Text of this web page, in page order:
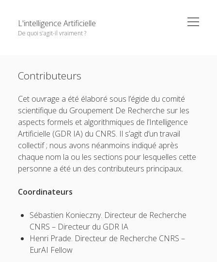
L'intelligence Artificielle
De quoi s'agit-il vraiment ?
o
p
1. L’IA : ambitions et histoire
p
e
n
m
e
n
u
3. L’IA à l’oeuvre
o
e
n
e
n
4. Interfaces entre IA et d’autres disciplines
o
p
e
n
m
n
5. Questions autour de l’IA
o
p
e
n
m
Pour conclure
Quelques références
Contributeurs
t
e
d
b
a
r
Except where otherwise noted,
Creative Commons Attribution-NonCommercial-
NoDerivatives 4.0 International License.
Contributeurs
Cet ouvrage a été élaboré sous l’égide du comité
scientifique du Groupement De Recherche sur les
aspects formels et algorithmiques de l’Intelligence
Artificielle (GDR IA) du CNRS. Il s’agit d’un travail
collectif ; nous avons néanmoins indiqué après
chaque nom la ou les sections pour lesquelles cette
personne a été un des contributeurs principaux.
Coordinateurs
Sébastien Konieczny. Directeur de Recherche
CNRS – Directeur du GDR IA
Henri Prade. Directeur de Recherche CNRS –
EurAI Fellow